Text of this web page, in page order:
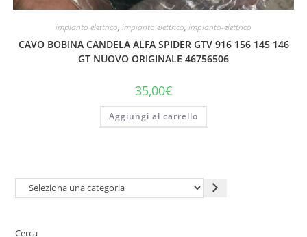
impianto elettrico, impianto elettrico, impianto-elettrico
CAVO BOBINA CANDELA ALFA SPIDER GTV 916 156 145 146
GT NUOVO ORIGINALE 46756506
35,00€
Aggiungi al carrello
Seleziona
Cerca